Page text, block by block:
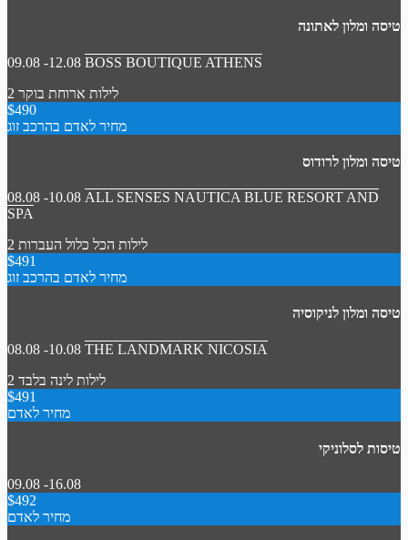
טיסה ומלון לאתונה
09.08 -12.08 BOSS BOUTIQUE ATHENS
2 לילות ארוחת בוקר
$490
מחיר לאדם בהרכב זוג
טיסה ומלון לרודוס
08.08 -10.08 ALL SENSES NAUTICA BLUE RESORT AND
SPA
2 לילות הכל כלול העברות
$491
מחיר לאדם בהרכב זוג
טיסה ומלון לניקוסיה
08.08 -10.08 THE LANDMARK NICOSIA
2 לילות לינה בלבד
$491
מחיר לאדם
טיסות לסלוניקי
09.08 -16.08
$492
מחיר לאדם